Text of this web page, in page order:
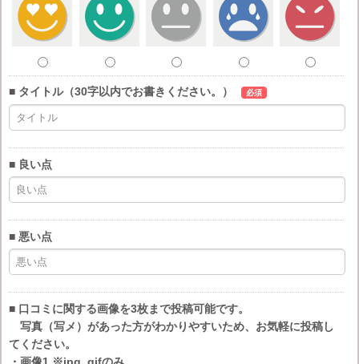
■ タイトル（30字以内でお書きください。） 必須
■ 良い点
■ 悪い点
■ 口コミに関する画像を3枚まで投稿可能です。
写真（写メ）があった方がわかりやすいため、お気軽に投稿し
てください。
・画像1 ※jpg, gifのみ